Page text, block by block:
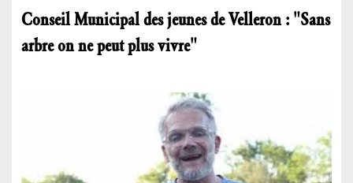
Conseil Municipal des jeunes de Velleron : "Sans
arbre on ne peut plus vivre"